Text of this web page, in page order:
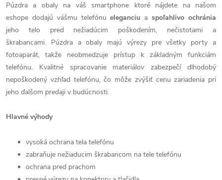
Púzdra a obaly na váš smartphone ktoré nájdete na našom
eshope dodajú vášmu telefónueleganciu aspoľahlivo ochránia
jeho telo pred nežiadúcim poškodením, nečistotami a
škrabancami. Púzdra a obaly majú výrezy pre všetky porty a
fotoaparát, takže neobmedzuje prístup k základným funkciám
telefónu. Kvalitné spracovanie materiálov zabezpečí dlhodobý
nepoškodený vzhľad telefónu, čo môže zvýšiť cenu zariadenia pri
jeho ďalšom predaji v budúcnosti.
Hlavné výhody
vysoká ochrana tela telefónu
zabraňuje nežiaducim škrabancom na tele telefónu
ochrana pred prachom